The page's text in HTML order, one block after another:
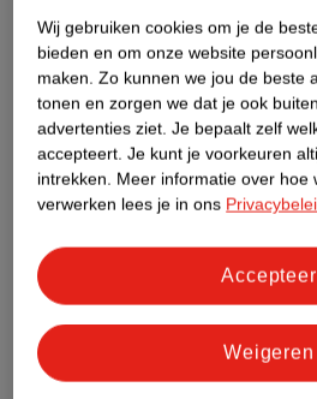
Nature Impact Score
Dit product
Impact Score.
Meer informatie
Bestel & Bezorginformatie
Bekijk ook
Wij gebruiken cookies om je de
bieden en om onze website
maken. Zo kunnen we jou de beste
tonen en zorgen we dat je ook
advertenties ziet. Je bepaalt zelf
accepteert. Je kunt je voorkeuren
intrekken. Meer informatie over hoe
verwerken lees je in ons
Weigeren
Accepteer